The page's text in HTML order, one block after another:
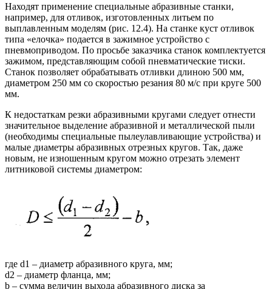
Находят применение специальные абразивные станки,
например, для отливок, изготовленных литьем по
выплавленным моделям (рис. 12.4). На станке куст отливок
типа «елочка» подается в зажимное устройство с
пневмоприводом. По просьбе заказчика станок комплектуется
зажимом, представляющим собой пневматические тиски.
Станок позволяет обрабатывать отливки длиною 500 мм,
диаметром 250 мм со скоростью резания 80 м/с при круге 500
мм.
К недостаткам резки абразивными кругами следует отнести
значительное выделение абразивной и металлической пыли
(необходимы специальные пылеулавливающие устройства) и
малые диаметры абразивных отрезных кругов. Так, даже
новым, не изношенным кругом можно отрезать элемент
литниковой системы диаметром:
где d1 – диаметр абразивного круга, мм;
d2 – диаметр фланца, мм;
b – сумма величин выхода абразивного диска за